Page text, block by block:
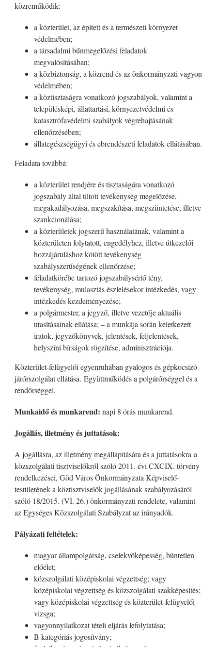
közreműködik:
a közterület, az épített és a természeti környezet
védelmében;
a társadalmi bűnmegelőzési feladatok
megvalósításában;
a közbiztonság, a közrend és az önkormányzati vagyon
védelmében;
a köztisztaságra vonatkozó jogszabályok, valamint a
településképi, állattartási, környezetvédelmi és
katasztrófavédelmi szabályok végrehajtásának
ellenőrzésében;
állategészségügyi és ebrendészeti feladatok ellátásában.
Feladata továbbá:
a közterület rendjére és tisztaságára vonatkozó
jogszabály által tiltott tevékenység megelőzése,
megakadályozása, megszakítása, megszüntetése, illetve
szankcionálása;
a közterületek jogszerű használatának, valamint a
közterületen folytatott, engedélyhez, illetve útkezelői
hozzájáruláshoz kötött tevékenység
szabályszerűségének ellenőrzése;
feladatkörébe tartozó jogszabálysértő tény,
tevékenység, mulasztás észlelésekor intézkedés, vagy
intézkedés kezdeményezése;
a polgármester, a jegyző, illetve vezetője aktuális
utasításainak ellátása; – a munkája során keletkezett
iratok, jegyzőkönyvek, jelentések, feljelentések,
helyszíni bírságok rögzítése, adminisztrációja.
Közterület-felügyelői egyenruhában gyalogos és gépkocsizó
járőrszolgálat ellátása. Együttműködés a polgárőrséggel és a
rendőrséggel.
Munkaidő és munkarend: napi 8 órás munkarend.
Jogállás, illetmény és juttatások:
A jogállásra, az illetmény megállapítására és a juttatásokra a
közszolgálati tisztviselőkről szóló 2011. évi CXCIX. törvény
rendelkezései, Göd Város Önkormányzata Képviselő-
testületének a köztisztviselők jogállásának szabályozásáról
szóló 18/2015. (VI. 26.) önkormányzati rendelete, valamint
az Egységes Közszolgálati Szabályzat az irányadók.
Pályázati feltételek:
magyar állampolgárság, cselekvőképesség, büntetlen
előélet;
közszolgálati középiskolai végzettség; vagy
középiskolai végzettség és közszolgálati szakképesítés;
vagy középiskolai végzettség és közterület-felügyelői
vizsga;
vagyonnyilatkozat tételi eljárás lefolytatása;
B kategóriás jogosítvány;